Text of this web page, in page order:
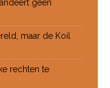
geen
maar de Koil
rechten te